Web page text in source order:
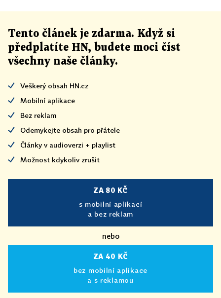
Tento článek je zdarma. Když si
předplatíte HN, budete moci číst
všechny naše články.
Veškerý obsah HN.cz
Mobilní aplikace
Bez reklam
Odemykejte obsah pro přátele
Články v audioverzi + playlist
Možnost kdykoliv zrušit
ZA 80 KČ
s mobilní aplikací
a bez reklam
nebo
ZA 40 KČ
bez mobilní aplikace
a s reklamou